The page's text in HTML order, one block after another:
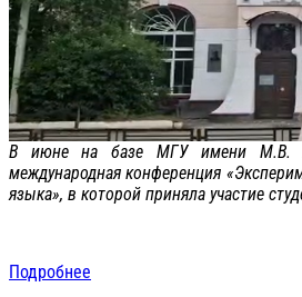
В июне на базе МГУ имени М.В.
международная конференция
языка», в которой приняла участие
Подробнее